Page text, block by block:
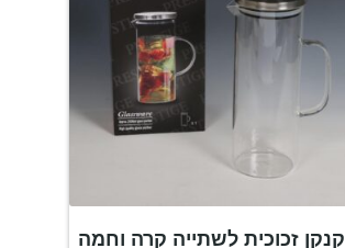
קנקן זכוכית לשתייה קרה וחמה